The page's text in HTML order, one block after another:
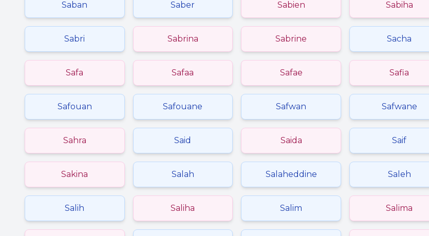
Saban Saber Sabien Sabiha
Sabri Sabrina Sabrine Sacha
Safa Safaa Safae Safia
Safouan Safouane Safwan Safwane
Sahra Said Saida Saif
Sakina Salah Salaheddine Saleh
Salih Saliha Salim Salima